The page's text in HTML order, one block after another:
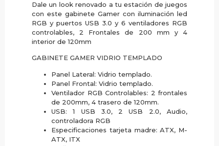
Dale un look renovado a tu estación de juegos
con este gabinete Gamer con iluminación led
RGB y puertos USB 3.0 y 6 ventiladores RGB
controlables, 2 Frontales de 200 mm y 4
interior de 120mm
GABINETE GAMER VIDRIO TEMPLADO
Panel Lateral: Vidrio templado.
Panel Frontal: Vidrio templado.
Ventilador RGB Controlables: 2 frontales
de 200mm, 4 trasero de 120mm.
USB: 1 USB 3.0, 2 USB 2.0, Audio,
controladora RGB
Especificaciones tarjeta madre: ATX, M-
ATX, ITX